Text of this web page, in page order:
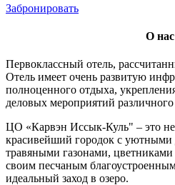
Забронировать
О нас
Первоклассный отель,
Отель имеет очень развитую
полноценного отдыха,
деловых мероприятий
​ЦО «Карвэн Иссык-Куль" – это
красивейший городок с
травяными газонами, цветниками
своим песчаным
идеальный заход в озеро.